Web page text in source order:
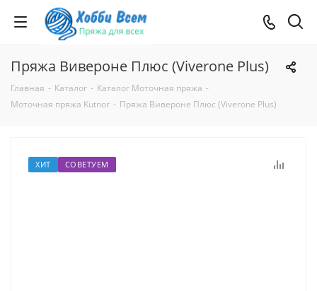
Пряжа Вивероне Плюс (Viverone Plus)
Главная - Каталог - Каталог Моточная пряжа -
Моточная пряжа Kutnor - Пряжа Вивероне Плюс (Viverone Plus)
ХИТ СОВЕТУЕМ